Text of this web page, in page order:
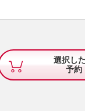
選択し
予約